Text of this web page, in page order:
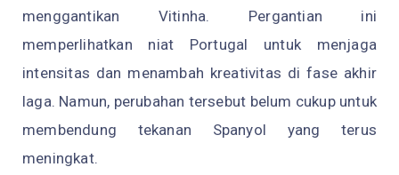
menggantikan Vitinha. Pergantian ini
memperlihatkan niat Portugal untuk menjaga
intensitas dan menambah kreativitas di fase akhir
laga. Namun, perubahan tersebut belum cukup untuk
membendung tekanan Spanyol yang terus
meningkat.